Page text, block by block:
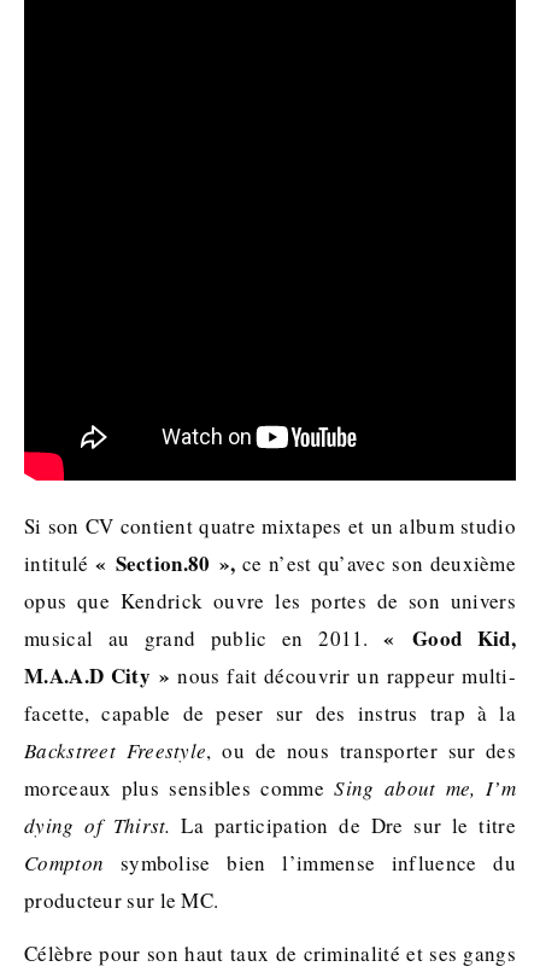
Si son CV contient quatre mixtapes et un album studio
intitulé « Section.80 », ce n’est qu’avec son deuxième
opus que Kendrick ouvre les portes de son univers
musical au grand public en 2011.« Good Kid,
M.A.A.D City » nous fait découvrir un rappeur multi-
facette, capable de peser sur des instrus trap à la
Backstreet Freestyle, ou de nous transporter sur des
morceaux plus sensibles commeSing about me, I’m
dying of Thirst.La participation de Dre sur le titre
Compton symbolise bien l’immense influence du
producteur sur le MC.
Célèbre pour son haut taux de criminalité et ses gangs